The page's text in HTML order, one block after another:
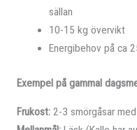
sällan
10-15 kg övervikt
Energibehov på ca
Exempel på gammal
Frukost:2-3 smörgåsar